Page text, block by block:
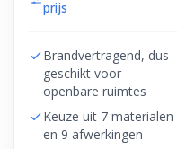
prijs
Brandvertragend, dus
geschikt voor
openbare ruimtes
Keuze uit 7 materialen
en 9 afwerkingen